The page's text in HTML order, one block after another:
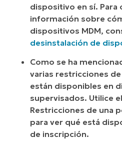
dispositivo en sí. Para
información sobre
dispositivos MDM,
desinstalación de
Como se ha
varias restricciones
están disponibles en
supervisados. Utilice
Restricciones de una
para ver qué está
de inscripción.